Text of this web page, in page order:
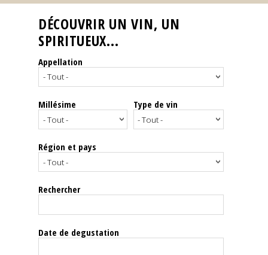
Reportages
Nos
Spiritueux
Notes
dégustation
Le
magazine
DÉCOUVRIR UN VIN, UN
SPIRITUEUX...
Appellation
Millésime Type de vin
Région et pays
Rechercher
Date de degustation